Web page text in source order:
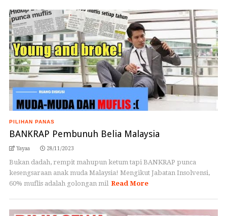
PILIHAN PANAS
BANKRAP Pembunuh Belia Malaysia
Yayaa 28/11/2023
Bukan dadah, rempit mahupun ketum tapi BANKRAP punca
kesengsaraan anak muda Malaysia! Mengikut Jabatan Insolvensi,
60% muflis adalah golongan mil Read More